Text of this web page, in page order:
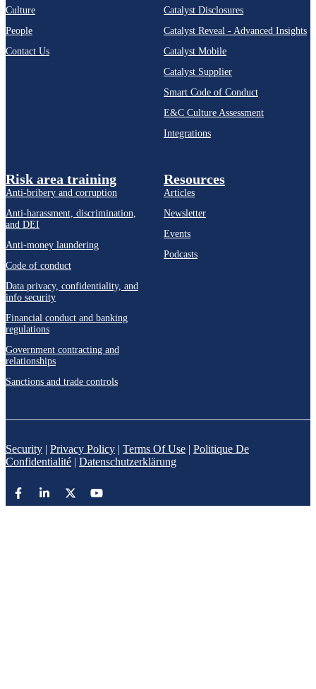
Culture
People
Contact Us
Catalyst Disclosures
Catalyst Reveal - Advanced Insights
Catalyst Mobile
Catalyst Supplier
Smart Code of Conduct
E&C Culture Assessment
Integrations
Risk area training
Anti-bribery and corruption
Anti-harassment, discrimination,
and DEI
Anti-money laundering
Code of conduct
Data privacy, confidentiality, and
info security
Financial conduct and banking
regulations
Government contracting and
relationships
Sanctions and trade controls
Resources
Articles
Newsletter
Events
Podcasts
Security | Privacy Policy | Terms Of Use | Politique De
Confidentialité | Datenschutzerklärung